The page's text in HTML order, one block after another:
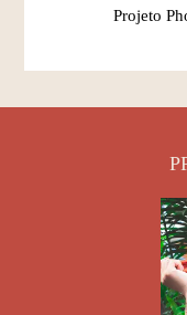
Projeto